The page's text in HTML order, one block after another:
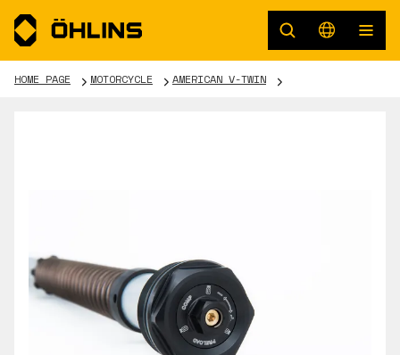
HOME PAGE MOTORCYCLE AMERICAN V-TWIN